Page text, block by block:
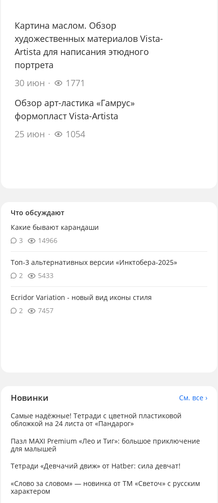
Картина маслом. Обзор
художественных материалов Vista-
Artista для написания этюдного
портрета
30 июн
1771
Обзор арт-ластика «Гамрус»
формопласт Vista-Artista
25 июн
1054
Что обсуждают
Какие бывают карандаши
3
14966
Топ-3 альтернативных версии «Инктобера-2025»
2
5433
Ecridor Variation - новый вид иконы стиля
2
7457
Новинки
См. все ›
Самые надёжные! Тетради с цветной пластиковой
обложкой на 24 листа от «Пандарог»
Пазл MAXI Premium «Лео и Тиг»: большое приключение
для малышей
Тетради «Девчачий движ» от Hatber: сила девчат!
«Слово за словом» — новинка от ТМ «Светоч» с русским
характером